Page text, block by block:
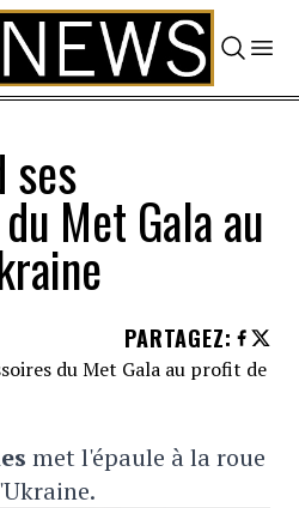
ses
Met Gala au
PARTAGEZ:
met l'épaule à la roue